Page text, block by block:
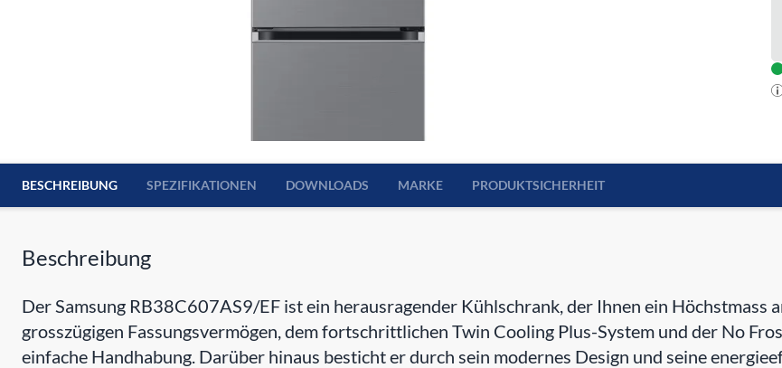
BESCHREIBUNG SPEZIFIKATIONEN DOWNLOADS MARKE PRODUKTSICHERHEIT
Beschreibung
Der Samsung RB38C607AS9/EF ist ein herausragender Kühlschrank, der Ihnen ein Höchstmass
grosszügigen Fassungsvermögen, dem fortschrittlichen Twin Cooling Plus-System und der No
einfache Handhabung. Darüber hinaus besticht er durch sein modernes Design und seine